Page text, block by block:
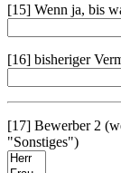
[15] Wenn ja, bis
[16] bisheriger
[17] Bewerber 2
"Sonstiges")